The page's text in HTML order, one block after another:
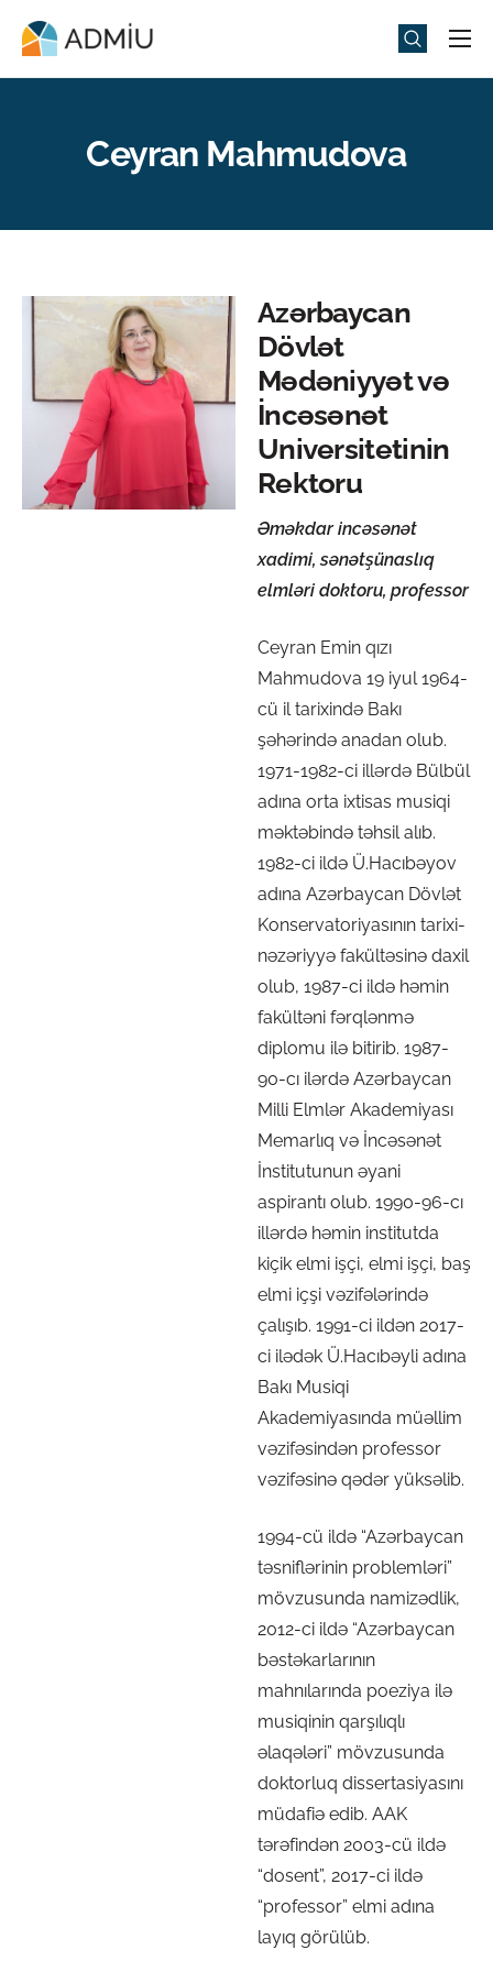
Universitet
Universitet həyatı
ADMIU Sİ
eMağaza
Ceyran Mahmudova
Azərbaycan
Dövlət
Mədəniyyət və
İncəsənət
Universitetinin
Rektoru
Əməkdar incəsənət
xadimi, sənətşünaslıq
elmləri doktoru, professor
Ceyran Emin qızı
Mahmudova 19 iyul 1964-
cü il tarixində Bakı
şəhərində anadan olub.
1971-1982-ci illərdə Bülbül
adına orta ixtisas musiqi
məktəbində təhsil alıb.
1982-ci ildə Ü.Hacıbəyov
adına Azərbaycan Dövlət
Konservatoriyasının tarixi-
nəzəriyyə fakültəsinə daxil
olub, 1987-ci ildə həmin
fakültəni fərqlənmə
diplomu ilə bitirib. 1987-
90-cı ilərdə Azərbaycan
Milli Elmlər Akademiyası
Memarlıq və İncəsənət
İnstitutunun əyani
aspirantı olub. 1990-96-cı
illərdə həmin institutda
kiçik elmi işçi, elmi işçi, baş
elmi içşi vəzifələrində
çalışıb. 1991-ci ildən 2017-
ci ilədək Ü.Hacıbəyli adına
Bakı Musiqi
Akademiyasında müəllim
vəzifəsindən professor
vəzifəsinə qədər yüksəlib.
1994-cü ildə “Azərbaycan
təsniflərinin problemləri”
mövzusunda namizədlik,
2012-ci ildə “Azərbaycan
bəstəkarlarının
mahnılarında poeziya ilə
musiqinin qarşılıqlı
əlaqələri” mövzusunda
doktorluq dissertasiyasını
müdafiə edib. AAK
tərəfindən 2003-cü ildə
“dosent”, 2017-ci ildə
“professor” elmi adına
layıq görülüb.